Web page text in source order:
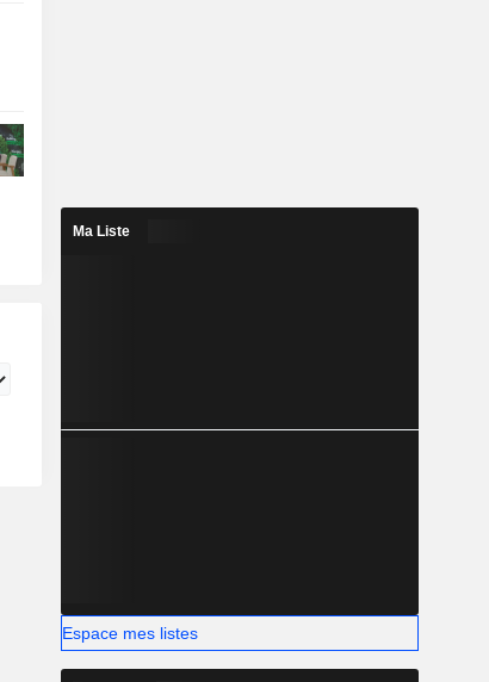
Ma Liste
Espace mes listes